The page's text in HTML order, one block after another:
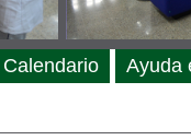
Calendario Ayuda